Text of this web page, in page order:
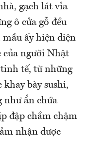
gạch lát vỉa
ô cửa gỗ đều
ấy hiện diện
của người Nhật
tế, từ những
khay bày sushi,
ẩn chứa
đập chầm chậm
nhận được